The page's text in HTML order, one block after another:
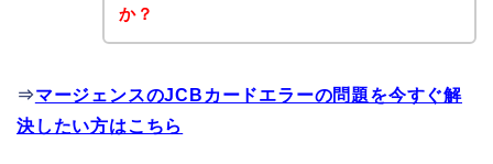
か？
⇒マージェンスのJCBカードエラーの問題を今すぐ解
決したい方はこちら